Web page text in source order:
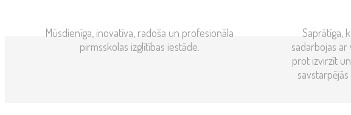
Mūsdienīga, inovatīva, radoša un profesionāla
pirmsskolas izglītības iestāde.
Saprātīga,
sadarbojas ar
prot izvirzīt